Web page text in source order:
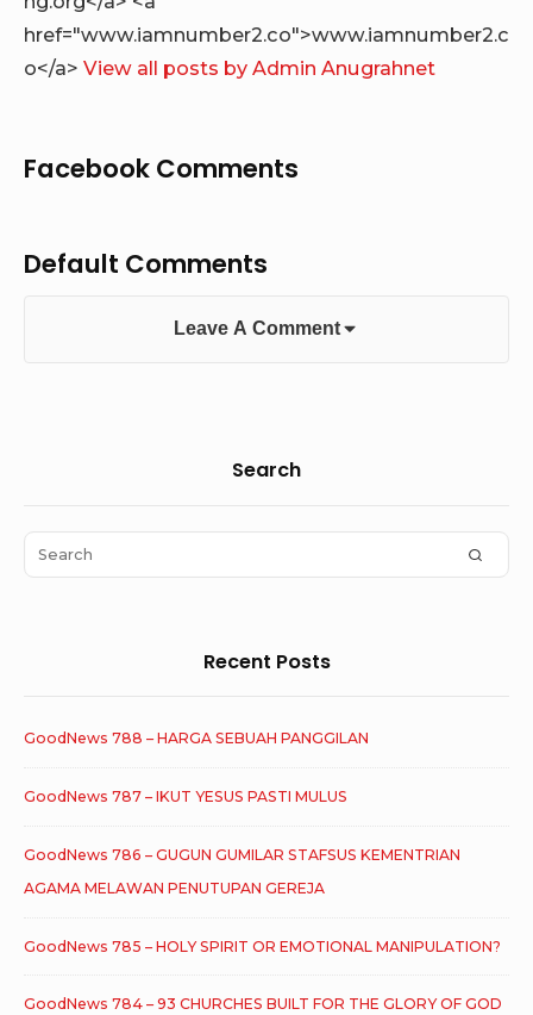
href="www.iamnumber2.co">www.iamnumber2.c
o</a> View all posts by Admin Anugrahnet
Facebook Comments
Default Comments
Leave A Comment
Area
Search
Search
for:
Recent Posts
GoodNews 788 – HARGA SEBUAH PANGGILAN
GoodNews 787 – IKUT YESUS PASTI MULUS
GoodNews 786 – GUGUN GUMILAR STAFSUS KEMENTRIAN
AGAMA MELAWAN PENUTUPAN GEREJA
GoodNews 785 – HOLY SPIRIT OR EMOTIONAL MANIPULATION?
GoodNews 784 – 93 CHURCHES BUILT FOR THE GLORY OF GOD